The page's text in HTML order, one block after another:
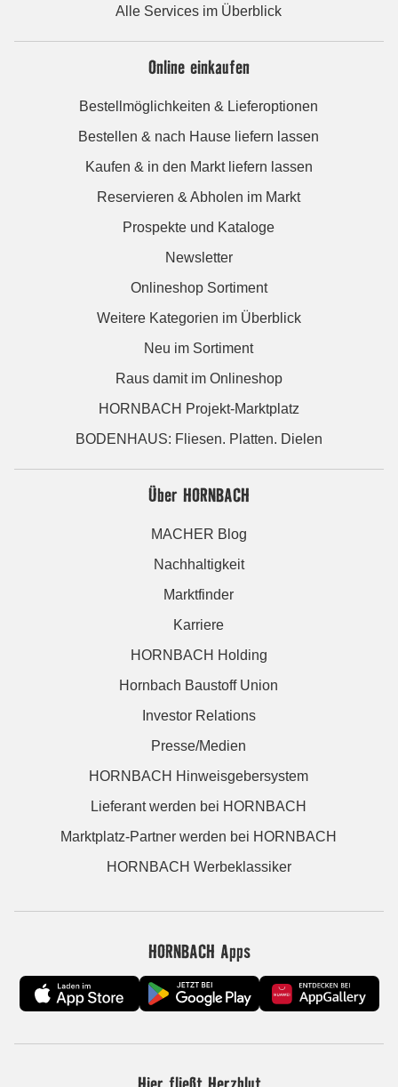
Alle Services im Überblick
Online einkaufen
Bestellmöglichkeiten & Lieferoptionen
Bestellen & nach Hause liefern lassen
Kaufen & in den Markt liefern lassen
Reservieren & Abholen im Markt
Prospekte und Kataloge
Newsletter
Onlineshop Sortiment
Weitere Kategorien im Überblick
Neu im Sortiment
Raus damit im Onlineshop
HORNBACH Projekt-Marktplatz
BODENHAUS: Fliesen. Platten. Dielen
Über HORNBACH
MACHER Blog
Nachhaltigkeit
Marktfinder
Karriere
HORNBACH Holding
Hornbach Baustoff Union
Investor Relations
Presse/Medien
HORNBACH Hinweisgebersystem
Lieferant werden bei HORNBACH
Marktplatz-Partner werden bei HORNBACH
HORNBACH Werbeklassiker
HORNBACH Apps